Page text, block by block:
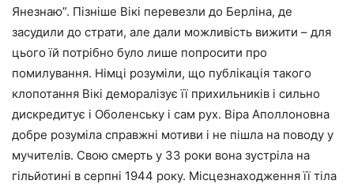
Янезнаю”. Пізніше Вікі перевезли до Берліна, де
засудили до страти, але дали можливість вижити – для
цього їй потрібно було лише попросити про
помилування. Німці розуміли, що публікація такого
клопотання Вікі деморалізує її прихильників і сильно
дискредитує і Оболенську і сам рух. Віра Аполлоновна
добре розуміла справжні мотиви і не пішла на поводу у
мучителів. Свою смерть у 33 роки вона зустріла на
гільйотині в серпні 1944 року. Місцезнаходження її тіла